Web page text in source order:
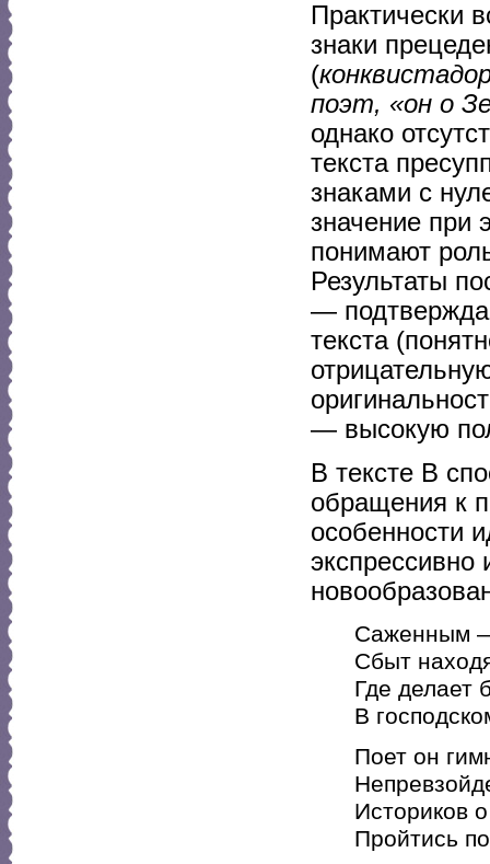
Практически
знаки
(
поэт, «он о
однако
текста
знаками с
значение при
понимают
Результаты
—
текста
— высокую
В тексте В
обращения к
особенности
экспрессивно
Саженным
Сбыт
Где делает
В
Поет он
Историков
Пройтись